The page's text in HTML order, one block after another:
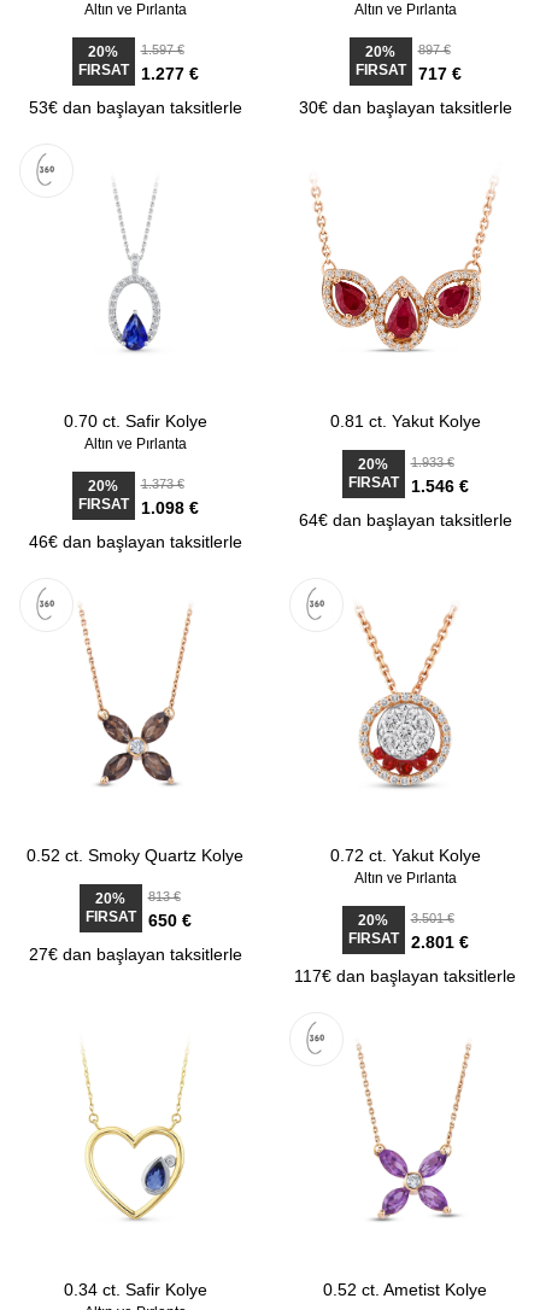
Altın ve Pırlanta
20%
FIRSAT
1.597 €
1.277 €
53€ dan başlayan taksitlerle
Altın ve Pırlanta
20%
FIRSAT
897 €
717 €
30€ dan başlayan taksitlerle
0.70 ct. Safir Kolye
Altın ve Pırlanta
20%
FIRSAT
1.373 €
1.098 €
46€ dan başlayan taksitlerle
0.81 ct. Yakut Kolye
20%
FIRSAT
1.933 €
1.546 €
64€ dan başlayan taksitlerle
0.52 ct. Smoky Quartz Kolye
20%
FIRSAT
813 €
650 €
27€ dan başlayan taksitlerle
0.72 ct. Yakut Kolye
Altın ve Pırlanta
20%
FIRSAT
3.501 €
2.801 €
117€ dan başlayan taksitlerle
0.34 ct. Safir Kolye 0.52 ct. Ametist Kolye